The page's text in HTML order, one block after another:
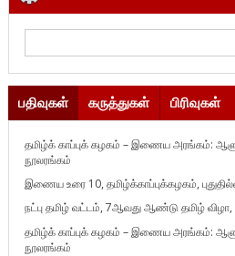
பதிவுகள் கருத்துகள் பிரிவுகள்
தமிழ்க் காப்புக் கழகம் – இணைய அரங்கம்:
நூலரங்கம்
இணைய உரை 10, தமிழ்க்காப்புக்கழகம்,
நட்பு தமிழ் வட்டம், 7ஆவது ஆண்டு தமிழ் விழா,
தமிழ்க் காப்புக் கழகம் – இணைய அரங்கம்:
நூலரங்கம்